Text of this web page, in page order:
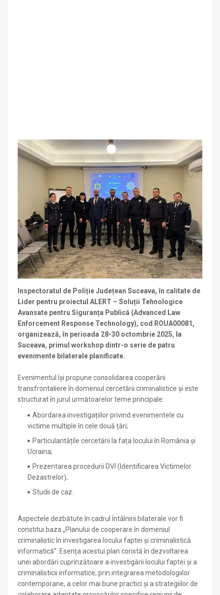
Inspectoratul de Poliție Județean Suceava, în calitate de
Lider pentru proiectul ALERT – Soluții Tehnologice
Avansate pentru Siguranța Publică (Advanced Law
Enforcement Response Technology), cod ROUA00081,
organizează, în perioada 28-30 octombrie 2025, la
Suceava, primul workshop dintr-o serie de patru
evenimente bilaterale planificate.
Evenimentul își propune consolidarea cooperării
transfrontaliere în domeniul cercetării criminalistice și este
structurat în jurul următoarelor teme principale:
Abordarea investigațiilor privind evenimentele cu
victime multiple în cele două țări;
Particularitățile cercetării la fața locului în România și
Ucraina;
Prezentarea procedurii DVI (Identificarea Victimelor
Dezastrelor);
Studii de caz.
Aspectele dezbătute în cadrul întâlnirii bilaterale vor fi
constitui baza „Planului de cooperare în domeniul
criminalistic în investigarea locului faptei și criminalistică
informatică”. Esența acestui plan constă în dezvoltarea
unei abordări cuprinzătoare a investigării locului faptei și a
criminalisticii informatice, prin integrarea metodologiilor
contemporane, a celor mai bune practici și a strategiilor de